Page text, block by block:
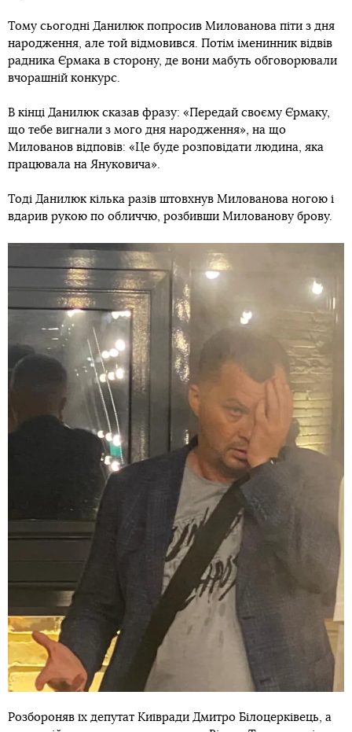
Тому сьогодні Данилюк попросив Милованова піти з дня
народження, але той відмовився. Потім іменинник відвів
радника Єрмака в сторону, де вони мабуть обговорювали
вчорашній конкурс.
В кінці Данилюк сказав фразу: «Передай своєму Єрмаку,
що тебе вигнали з мого дня народження», на що
Милованов відповів: «Це буде розповідати людина, яка
працювала на Януковича».
Тоді Данилюк кілька разів штовхнув Милованова ногою і
вдарив рукою по обличчю, розбивши Милованову брову.
Розбороняв їх депутат Київради Дмитро Білоцерківець, а